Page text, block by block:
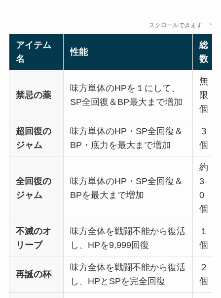
スクロールできます
アイテム
名
性能
総
数
禁忌の薬
味方単体のHPを１にして、
SP全回復＆BP最大まで増加
無
限
個
超回復の
ジャム
味方単体のHP・SP全回復＆
BP・底力を最大まで増加
３
個
全回復の
ジャム
味方単体のHP・SP全回復＆
BPを最大まで増加
約
3
0
個
不滅のオ
リーブ
味方全体を戦闘不能から復活
し、HPを9,999回復
１
個
再誕の杯
味方全体を戦闘不能から復活
し、HPとSPを完全回復
２
個